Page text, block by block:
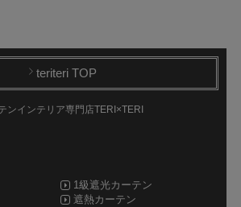
teriteri TOP
ンインテリア専門店TERI×TERI
1級遮光カーテン
遮熱カーテン